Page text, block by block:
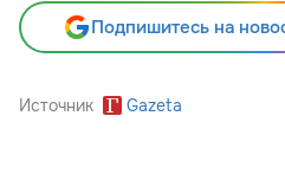
Подпишитесь на
Источник Gazeta